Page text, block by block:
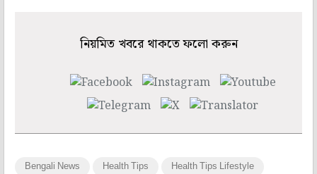
নিয়মিত খবরে থাকতে ফলো করুন
Bengali News Health Tips Health Tips Lifestyle